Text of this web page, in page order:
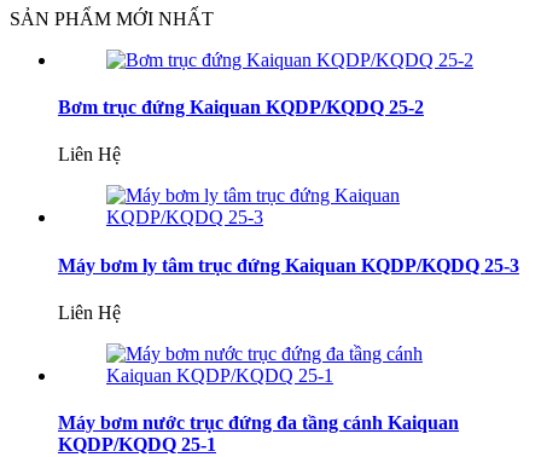
SẢN PHẨM MỚI NHẤT
Bơm trục đứng Kaiquan KQDP/KQDQ 25-2
Liên Hệ
Máy bơm ly tâm trục đứng Kaiquan KQDP/KQDQ 25-3
Liên Hệ
Máy bơm nước trục đứng đa tầng cánh Kaiquan
KQDP/KQDQ 25-1